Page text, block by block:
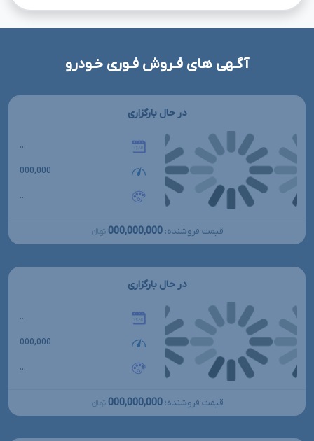
آگـهی های فـروش فـوری خـودرو
در حال بارگزاری
...
000,000
...
قیمت فروشنده: 000,000,000 تومانءءء
در حال بارگزاری
...
000,000
...
قیمت فروشنده: 000,000,000 تومانءءء